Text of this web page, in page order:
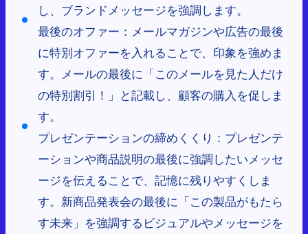
し、ブランドメッセージを強調します。
最後のオファー：メールマガジンや広告の最後
に特別オファーを入れることで、印象を強めま
す。メールの最後に「このメールを見た人だけ
の特別割引！」と記載し、顧客の購入を促しま
す。
プレゼンテーションの締めくくり：プレゼンテ
ーションや商品説明の最後に強調したいメッセ
ージを伝えることで、記憶に残りやすくしま
す。新商品発表会の最後に「この製品がもたら
す未来」を強調するビジュアルやメッセージを